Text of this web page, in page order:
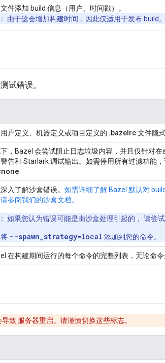
件添加 build 信息（用户、时间戳）。
： 由于这会增加构建时间，因此仅适用于发布 build。
试错误。
户定义、机器定义或项目定义的 .bazelrc文件隐
，Bazel 会尝试阻止日志垃圾内容，并且仅针对
告和 Starlark 调试输出。如需停用所有过滤功能
none
入了解沙盒错误。 如需详细了解 Bazel 默认对
参阅我们的沙盒文档。
： 如果您认为错误可能是由沙盒处理引起的， 请尝
--spawn_strategy=local 添加到您的命令。
在构建期间运行的每个命令的完整列表，无论命
致 服务器重启。请谨慎切换这些标志。